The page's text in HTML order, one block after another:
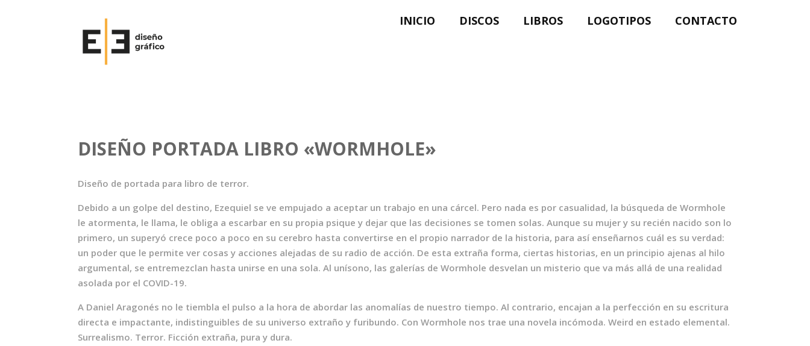
INICIO DISCOS LIBROS LOGOTIPOS CONTACTO
DISEÑO PORTADA LIBRO «WORMHOLE»
Diseño de portada para libro de terror.
Debido a un golpe del destino, Ezequiel se ve empujado a aceptar un trabajo en una cárcel. Pero nada es por casualidad, la búsqueda de Wormhole
le atormenta, le llama, le obliga a escarbar en su propia psique y dejar que las decisiones se tomen solas. Aunque su mujer y su recién nacido son lo
primero, un superyó crece poco a poco en su cerebro hasta convertirse en el propio narrador de la historia, para así enseñarnos cuál es su verdad:
un poder que le permite ver cosas y acciones alejadas de su radio de acción. De esta extraña forma, ciertas historias, en un principio ajenas al hilo
argumental, se entremezclan hasta unirse en una sola. Al unísono, las galerías de Wormhole desvelan un misterio que va más allá de una realidad
asolada por el COVID-19.
A Daniel Aragonés no le tiembla el pulso a la hora de abordar las anomalías de nuestro tiempo. Al contrario, encajan a la perfección en su escritura
directa e impactante, indistinguibles de su universo extraño y furibundo. Con Wormhole nos trae una novela incómoda. Weird en estado elemental.
Surrealismo. Terror. Ficción extraña, pura y dura.